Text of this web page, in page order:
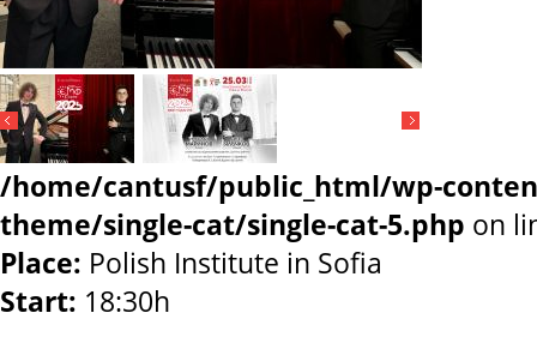
/home/cantusf/public_html/wp-
theme/single-cat/single-cat-5.php on
Place: Polish Institute in Sofia
Start: 18:30h